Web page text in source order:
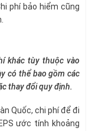
phí bảo hiểm cũng
khác tùy thuộc vào
có thể bao gồm các
thay đổi quy định.
Quốc, chi phí để đi
ước tính khoảng